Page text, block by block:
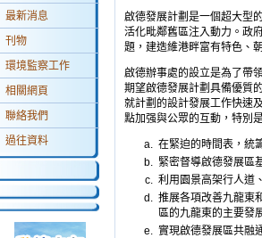
最新消息
刊物
環境監察工作
相關網頁
聯絡我們
過往資料
啟德發展計劃是一個超大型
活化毗鄰舊區注入動力。政
題，建造維港畔富有特色、
啟德辦事處的設立是為了帶
期望啟德發展計劃具備優質
就計劃的設計發展工作快速
點加强與公眾的互動，特別
在緊迫的時間表，統
緊密督導啟德發展區
利用園景高架行人道
推展各項改善九龍東
區的九龍東的主要發
實現啟德發展區共融